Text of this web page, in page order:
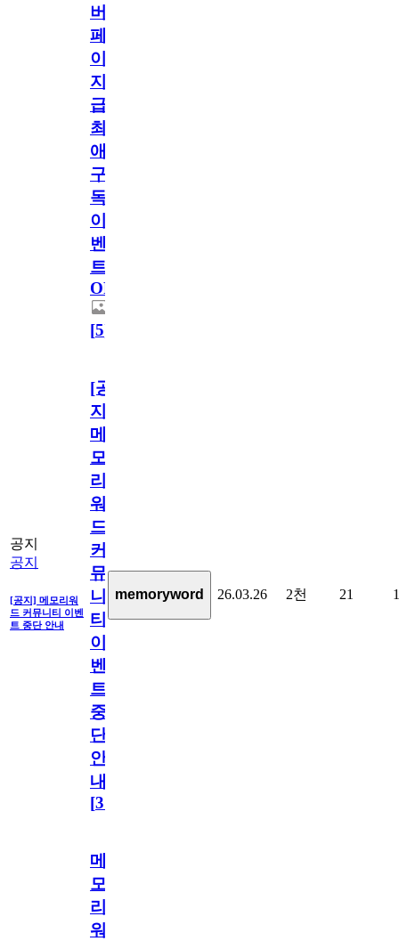
버
페
이
지
급!
최
애
구
독
이
벤
트
OPEN!
[5]
공지
공지
[공지] 메모리워
드 커뮤니티 이벤
트 중단 안내
[공
지]
메
모
리
워
드
커
뮤
니
티
이
벤
트
중
단
안
내
[31
memoryword 26.03.26 2천 21 1
메
모
리
워